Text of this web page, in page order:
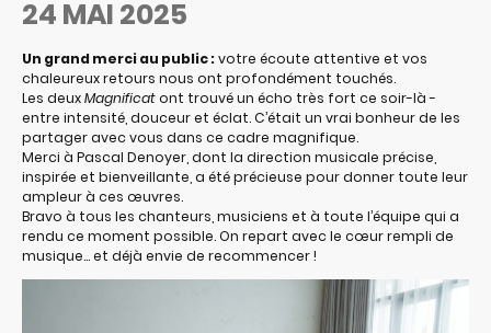
24 MAI 2025
Un grand merci au public :votre écoute attentive et vos
chaleureux retours nous ont profondément touchés.
Les deuxMagnificatont trouvé un écho très fort ce soir-là -
entre intensité, douceur et éclat. C’était un vrai bonheur de les
partager avec vous dans ce cadre magnifique.
Merci à Pascal Denoyer, dont la direction musicale précise,
inspirée et bienveillante, a été précieuse pour donner toute leur
ampleur à ces œuvres.
Bravo à tous les chanteurs, musiciens et à toute l’équipe qui a
rendu ce moment possible. On repart avec le cœur rempli de
musique… et déjà envie de recommencer !